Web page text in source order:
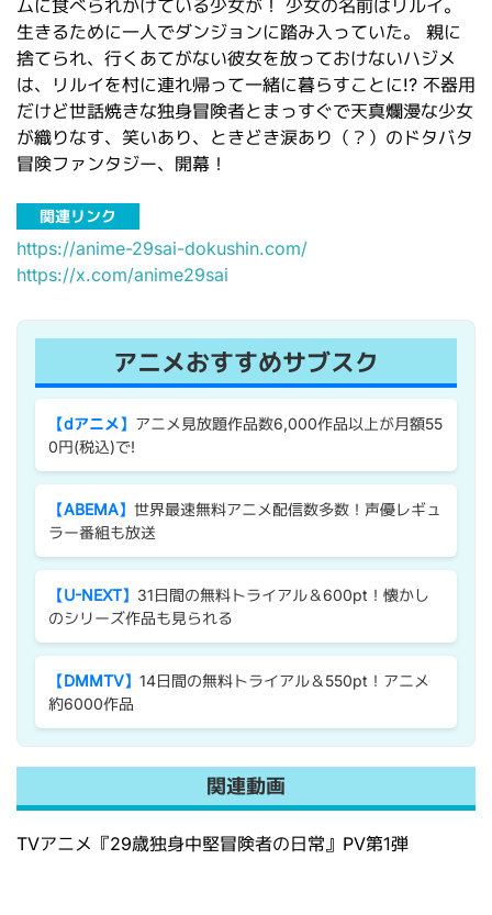
ムに食べられかけている少女が！ 少女の名前はリルイ。
生きるために一人でダンジョンに踏み入っていた。 親に
捨てられ、行くあてがない彼女を放っておけないハジメ
は、リルイを村に連れ帰って一緒に暮らすことに!? 不器用
だけど世話焼きな独身冒険者とまっすぐで天真爛漫な少女
が織りなす、笑いあり、ときどき涙あり（？）のドタバタ
冒険ファンタジー、開幕！
関連リンク
https://anime-29sai-dokushin.com/
https://x.com/anime29sai
アニメおすすめサブスク
【dアニメ】 アニメ見放題作品数6,000作品以上が月額55
0円(税込)で!
【ABEMA】 世界最速無料アニメ配信数多数！声優レギュ
ラー番組も放送
【U-NEXT】 31日間の無料トライアル＆600pt！懐かし
のシリーズ作品も見られる
【DMMTV】 14日間の無料トライアル＆550pt！アニメ
約6000作品
関連動画
TVアニメ『29歳独身中堅冒険者の日常』PV第1弾